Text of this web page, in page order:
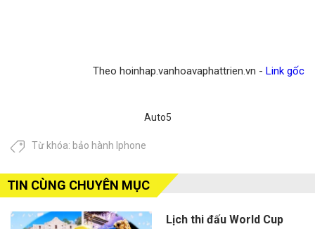
Theo hoinhap.vanhoavaphattrien.vn - Link gốc
Auto5
Từ khóa: bảo hành Iphone
TIN CÙNG CHUYÊN MỤC
Lịch thi đấu World Cup